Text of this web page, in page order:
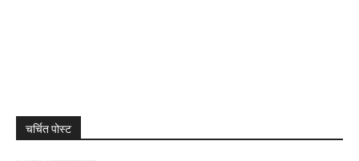
चर्चित पोस्ट